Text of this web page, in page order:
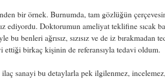
bir örnek. Burnumda, tam gözlüğün
ediyordu. Doktorumun ameliyat teklifine sıcak
bu benleri ağrısız, sızısız ve de iz bırakmadan
ettiği birkaç kişinin de referansıyla tedavi oldum.
sanayi bu detaylarla pek ilgilenmez,